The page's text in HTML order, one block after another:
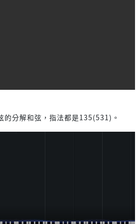
的分解和弦，指法都是135(531)。